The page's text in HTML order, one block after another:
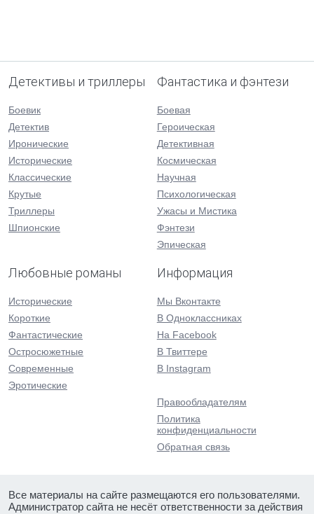
Детективы и триллеры
Боевик
Детектив
Иронические
Исторические
Классические
Крутые
Триллеры
Шпионские
Фантастика и фэнтези
Боевая
Героическая
Детективная
Космическая
Научная
Психологическая
Ужасы и Мистика
Фэнтези
Эпическая
Любовные романы
Исторические
Короткие
Фантастические
Остросюжетные
Современные
Эротические
Информация
Мы Вконтакте
В Одноклассниках
На Facebook
В Твиттере
В Instagram
Правообладателям
Политика
конфиденциальности
Обратная связь
Все материалы на сайте размещаются его пользователями.
Администратор сайта не несёт ответственности за действия